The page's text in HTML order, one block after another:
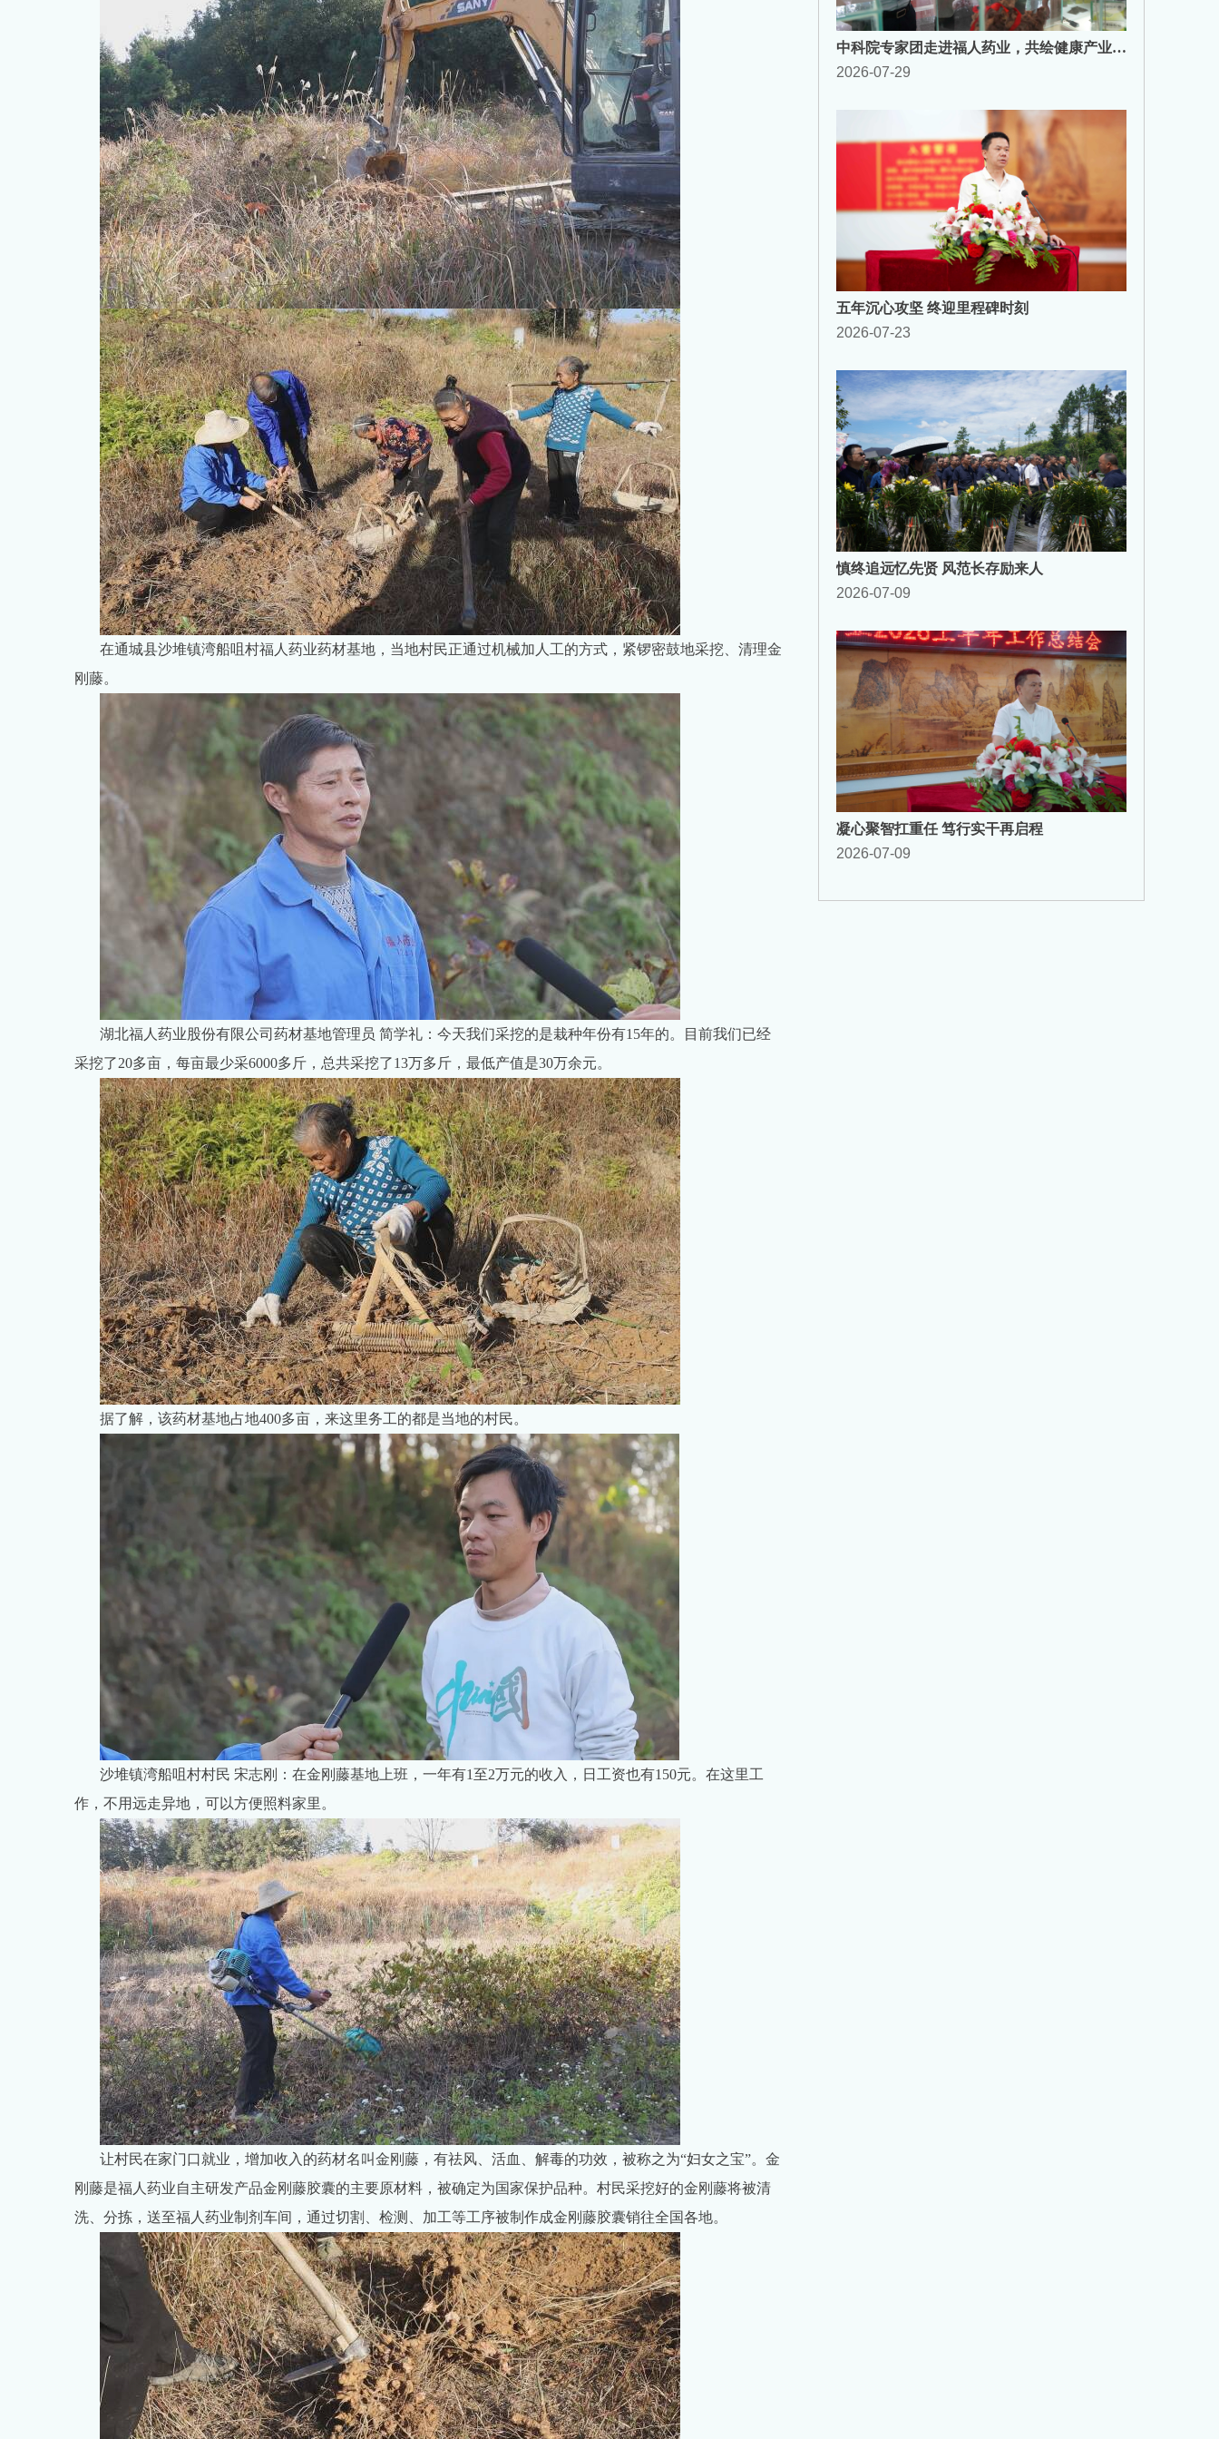
在通城县沙堆镇湾船咀村福人药业药材基地，当地村民正通过机械加人工的方式，紧锣密鼓地采挖、清理金
刚藤。
湖北福人药业股份有限公司药材基地管理员 简学礼：今天我们采挖的是栽种年份有15年的。目前我们已经
采挖了20多亩，每亩最少采6000多斤，总共采挖了13万多斤，最低产值是30万余元。
据了解，该药材基地占地400多亩，来这里务工的都是当地的村民。
沙堆镇湾船咀村村民 宋志刚：在金刚藤基地上班，一年有1至2万元的收入，日工资也有150元。在这里工
作，不用远走异地，可以方便照料家里。
让村民在家门口就业，增加收入的药材名叫金刚藤，有祛风、活血、解毒的功效，被称之为“妇女之宝”。金
刚藤是福人药业自主研发产品金刚藤胶囊的主要原材料，被确定为国家保护品种。村民采挖好的金刚藤将被清
洗、分拣，送至福人药业制剂车间，通过切割、检测、加工等工序被制作成金刚藤胶囊销往全国各地。
中科院专家团走进福人药业，共绘健康产业产
学研融合新蓝图
2026-07-29
五年沉心攻坚 终迎里程碑时刻
2026-07-23
慎终追远忆先贤 风范长存励来人
2026-07-09
凝心聚智扛重任 笃行实干再启程
2026-07-09